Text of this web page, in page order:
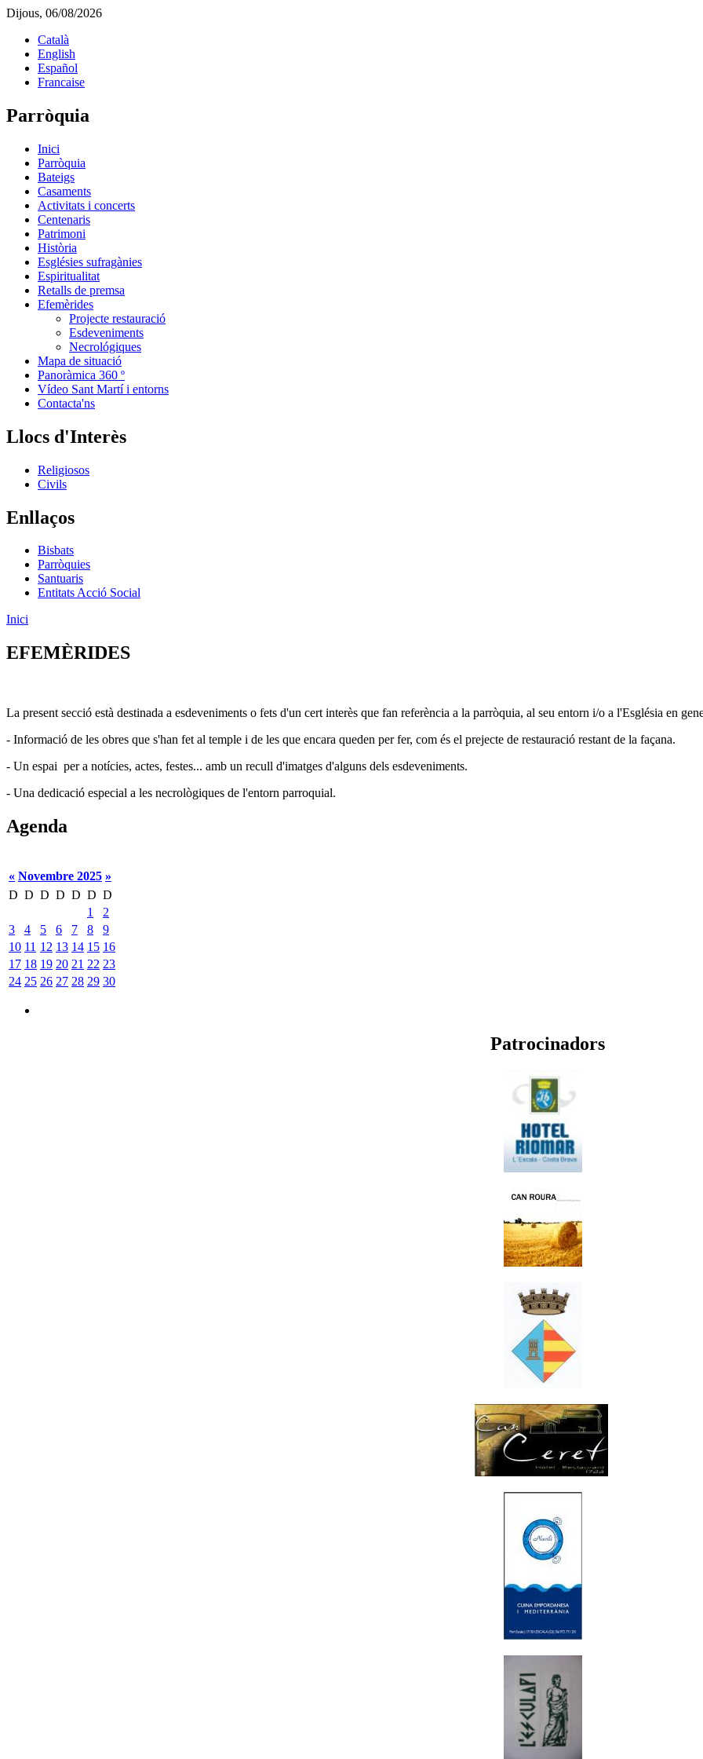
Dijous, 06/08/2026
Català
English
Español
Francaise
Parròquia
Inici
Parròquia
Bateigs
Casaments
Activitats i concerts
Centenaris
Patrimoni
Història
Esglésies sufragànies
Espiritualitat
Retalls de premsa
Efemèrides
Projecte restauració
Esdeveniments
Necrológiques
Mapa de situació
Panoràmica 360 º
Vídeo Sant Martí i entorns
Contacta'ns
Llocs d'Interès
Religiosos
Civils
Enllaços
Bisbats
Parròquies
Santuaris
Entitats Acció Social
Inici
EFEMÈRIDES
La present secció està destinada a esdeveniments o fets d'un cert interès que fan referència a la parròquia, al seu entorn i/o a l'Església en
- Informació de les obres que s'han fet al temple i de les que encara queden per fer, com és el prejecte de restauració restant de la façana.
- Un espai per a notícies, actes, festes... amb un recull d'imatges d'alguns dels esdeveniments.
- Una dedicació especial a les necrològiques de l'entorn parroquial.
Agenda
« Novembre 2025 »
D D D D D D D
1
2
3
4 5 6 7 8
9
10 11 12 13 14 15 16
17 18 19 20 21 22 23
24 25 26 27 28 29 30
Patrocinadors